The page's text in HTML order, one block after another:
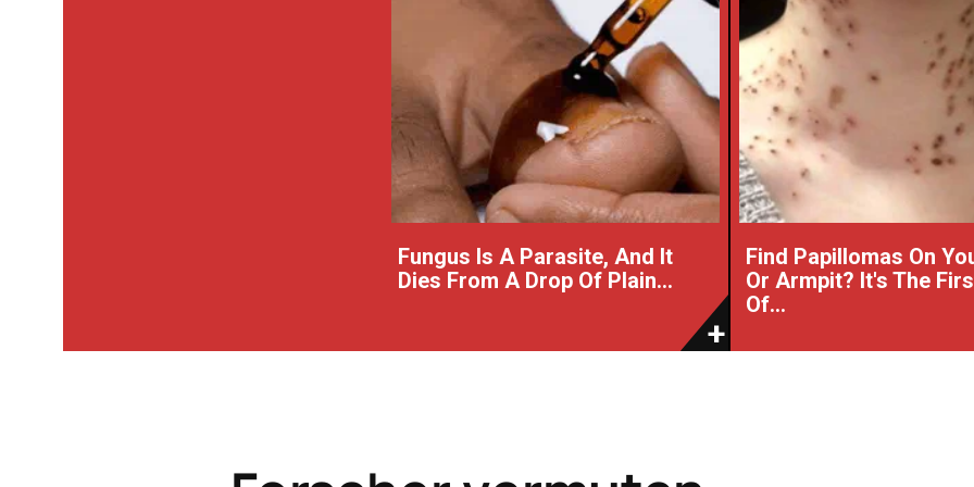
Fungus Is A Parasite, And It
Dies From A Drop Of Plain...
Find Papillomas On
Or Armpit? It's The
Of...